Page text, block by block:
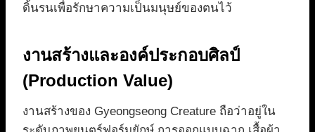
ดิ้นรนเพื่อรักษาความเป็นมนุษย์ของตนไว้
งานสร้างและองค์ประกอบศิลป์
(Production Value)
งานสร้างของ Gyeongseong Creature ถือว่าอยู่ใน